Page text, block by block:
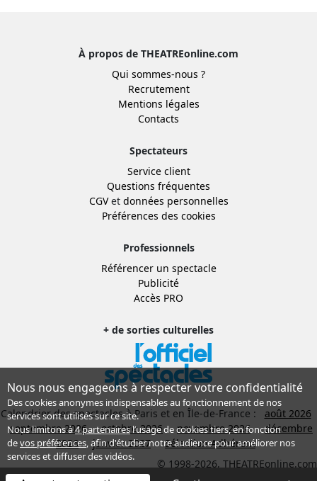
À propos de THEATREonline.com
Qui sommes-nous ?
Recrutement
Mentions légales
Contacts
Spectateurs
Service client
Questions fréquentes
CGVet données personnelles
Préférences des cookies
Professionnels
Référencer un spectacle
Publicité
Accès PRO
+ de sorties culturelles
Calendrier des spectacles à Paris et en Île-de-France :
août 2026
septembre 2026
octobre 2026 novembre 2026
décembre
2026
janvier 2027
Sélection Adhérent
© 1998-2026, THEATREonline.com
Nous nous engageons à respecter votre confidentialité
Des cookies anonymes indispensables au fonctionnement de nos
services sont utilisés sur ce site.
Nous limitons à4 partenairesl’usage de cookies tiers, en fonction
devos préférences, afin d'étudier notre audience pour améliorer nos
services et diffuser des vidéos.